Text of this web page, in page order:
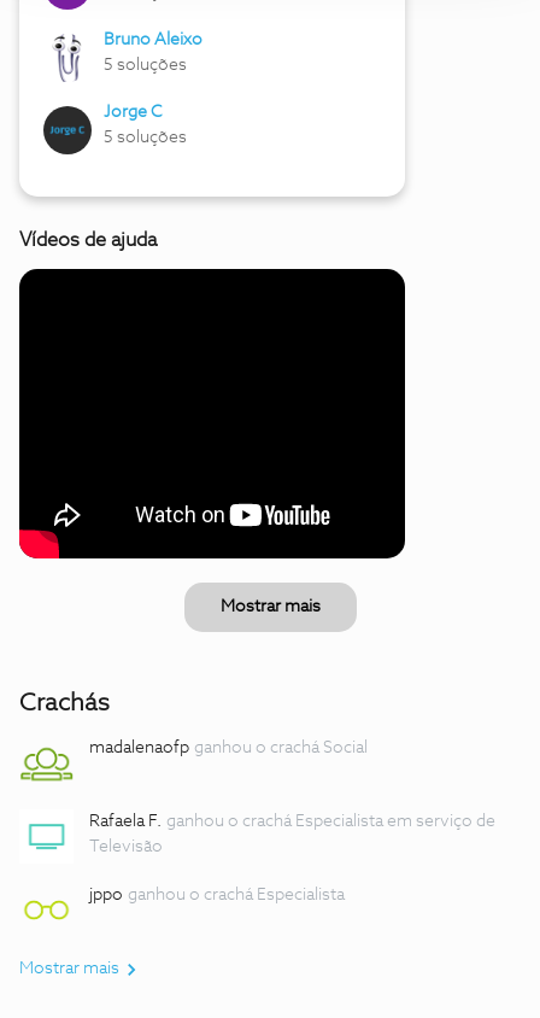
Bruno Aleixo
5 soluções
Jorge C
5 soluções
Vídeos de ajuda
Mostrar mais
Crachás
madalenaofp ganhou o crachá Social
Rafaela F. ganhou o crachá Especialista em serviço de
Televisão
jppo ganhou o crachá Especialista
Mostrar mais